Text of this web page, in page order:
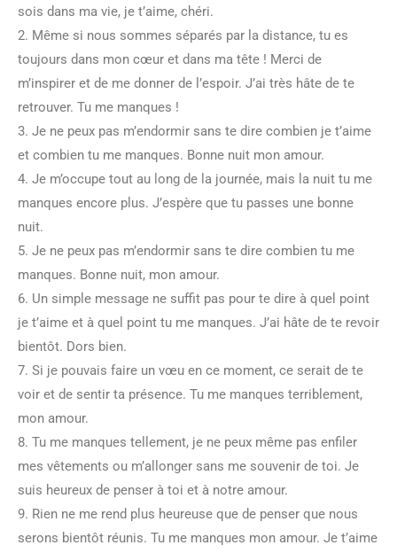
sois dans ma vie, je t’aime, chéri.
2. Même si nous sommes séparés par la distance, tu es
toujours dans mon cœur et dans ma tête ! Merci de
m’inspirer et de me donner de l’espoir. J’ai très hâte de te
retrouver. Tu me manques !
3. Je ne peux pas m’endormir sans te dire combien je t’aime
et combien tu me manques. Bonne nuit mon amour.
4. Je m’occupe tout au long de la journée, mais la nuit tu me
manques encore plus. J’espère que tu passes une bonne
nuit.
5. Je ne peux pas m’endormir sans te dire combien tu me
manques. Bonne nuit, mon amour.
6. Un simple message ne suffit pas pour te dire à quel point
je t’aime et à quel point tu me manques. J’ai hâte de te revoir
bientôt. Dors bien.
7. Si je pouvais faire un vœu en ce moment, ce serait de te
voir et de sentir ta présence. Tu me manques terriblement,
mon amour.
8. Tu me manques tellement, je ne peux même pas enfiler
mes vêtements ou m’allonger sans me souvenir de toi. Je
suis heureux de penser à toi et à notre amour.
9. Rien ne me rend plus heureuse que de penser que nous
serons bientôt réunis. Tu me manques mon amour. Je t’aime